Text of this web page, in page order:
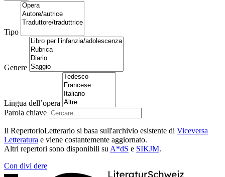
Tipo
Genere
Lingua dell’opera
Parola chiave
Il RepertorioLetterario si basa sull'archivio esistente di Viceversa
Letteratura e viene costantemente aggiornato.
Altri repertori sono disponibili su A*dS e SIKJM.
Con divi dere